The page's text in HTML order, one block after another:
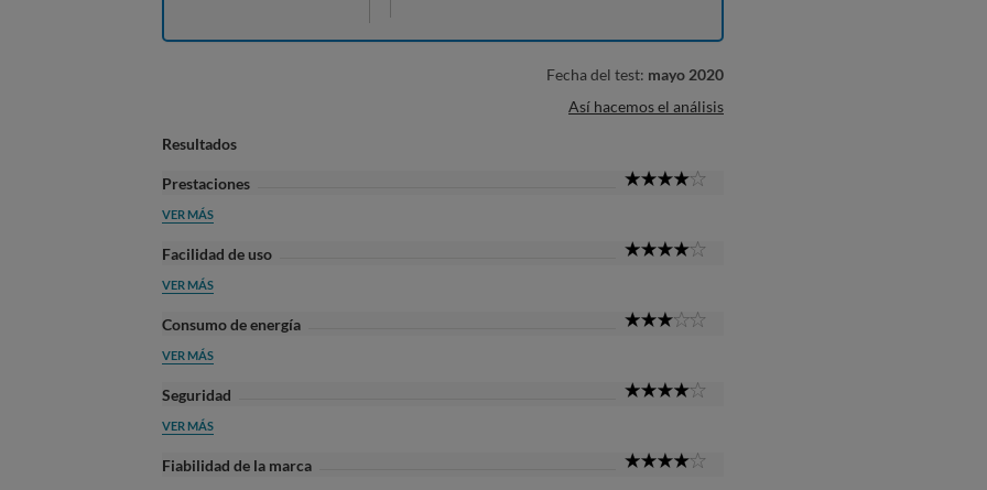
Fecha del test: mayo 2020
Así hacemos el análisis
Resultados
Prestaciones
VER MÁS
Facilidad de uso
VER MÁS
Consumo de energía
VER MÁS
Seguridad
VER MÁS
Fiabilidad de la marca